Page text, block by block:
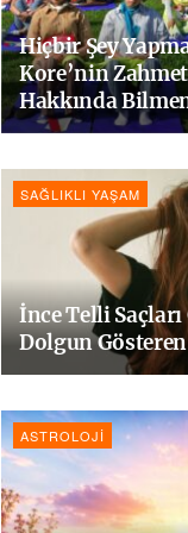
Hiçbir Şey
Kore’nin
Hakkında
SAĞLIKLI YAŞAM
İnce Telli
Dolgun
ASTROLOJI